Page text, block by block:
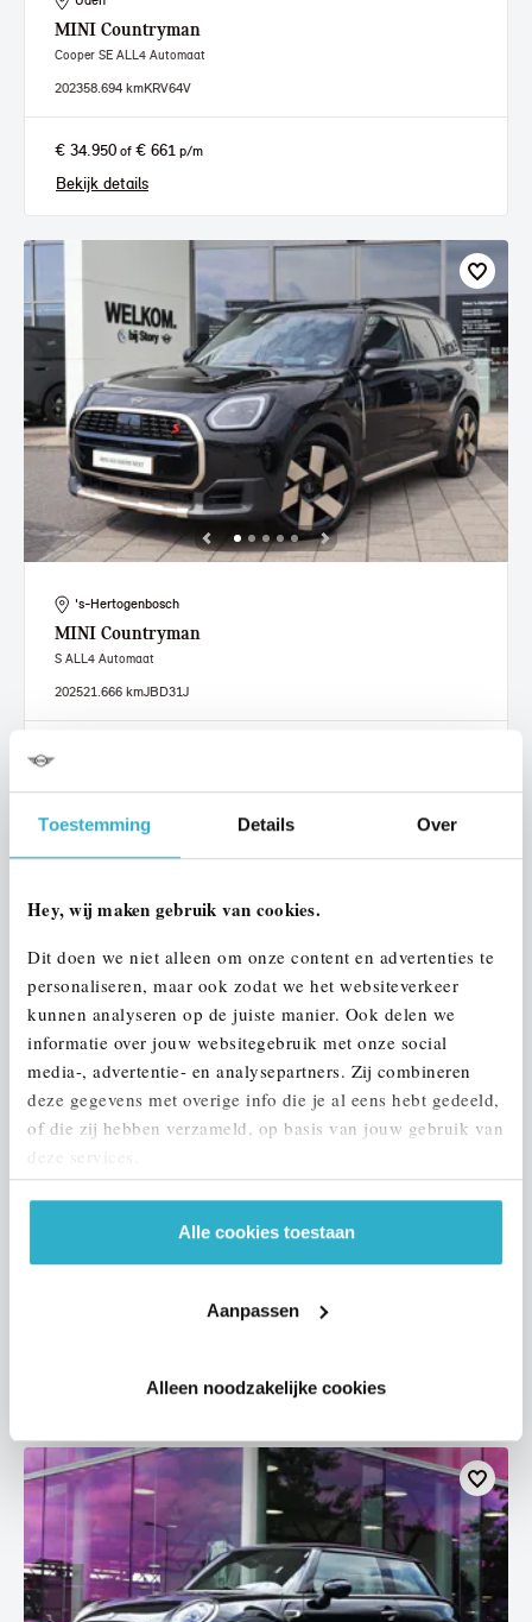
Toestemming Details Over
Hey, wij maken gebruik van cookies.
Dit doen we niet alleen om onze content en advertenties te
personaliseren, maar ook zodat we het websiteverkeer
kunnen analyseren op de juiste manier. Ook delen we
informatie over jouw websitegebruik met onze social
media-, advertentie- en analysepartners. Zij combineren
deze gegevens met overige info die je al eens hebt gedeeld,
of die zij hebben verzameld, op basis van jouw gebruik van
deze services.
Alle cookies toestaan
Aanpassen
Alleen noodzakelijke cookies
MINI Countryman
Cooper SE ALL4 Automaat
202358.694 kmKRV64V
€ 34.950 of € 661 p/m
Bekijk details
's-Hertogenbosch
MINI Countryman
S ALL4 Automaat
202521.666 kmJBD31J
Countryman
S ALL4 Automaat
Bekijk details